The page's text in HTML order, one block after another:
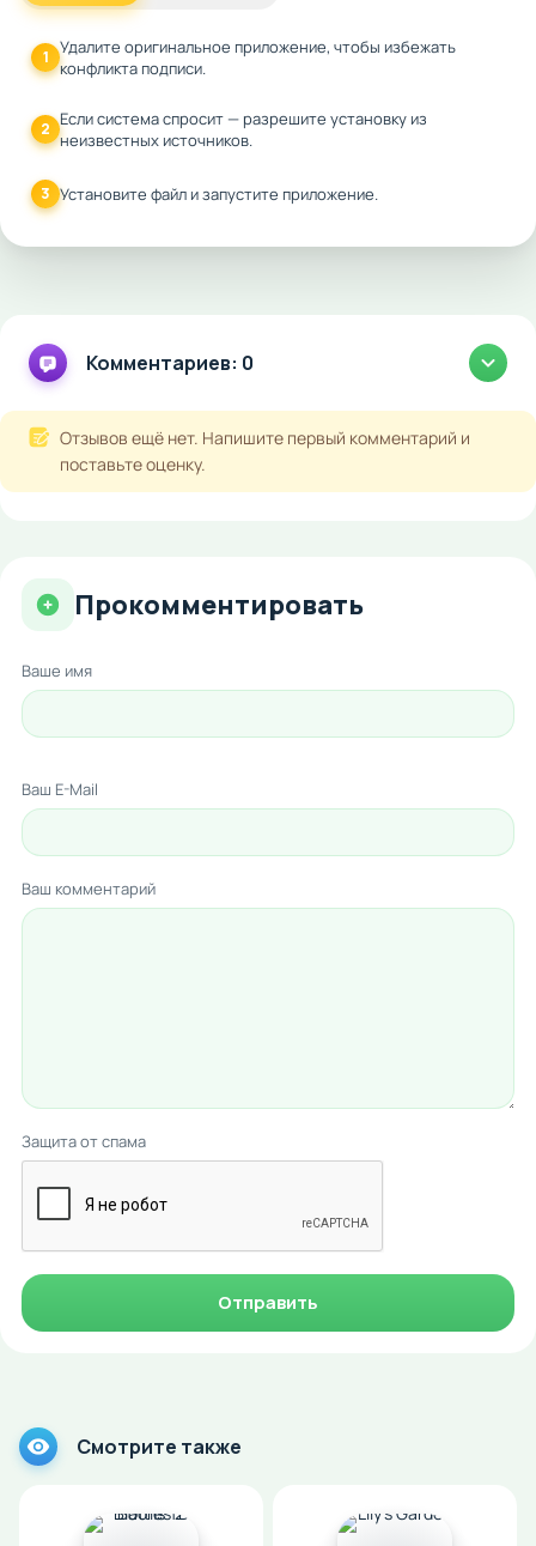
1 Удалите оригинальное приложение, чтобы избежать
конфликта подписи.
2 Если система спросит — разрешите установку из
неизвестных источников.
3 Установите файл и запустите приложение.
Комментариев: 0
Отзывов ещё нет. Напишите первый комментарий и
поставьте оценку.
Прокомментировать
Ваше имя
Ваш E-Mail
Ваш комментарий
Защита от спама
Отправить
Смотрите также